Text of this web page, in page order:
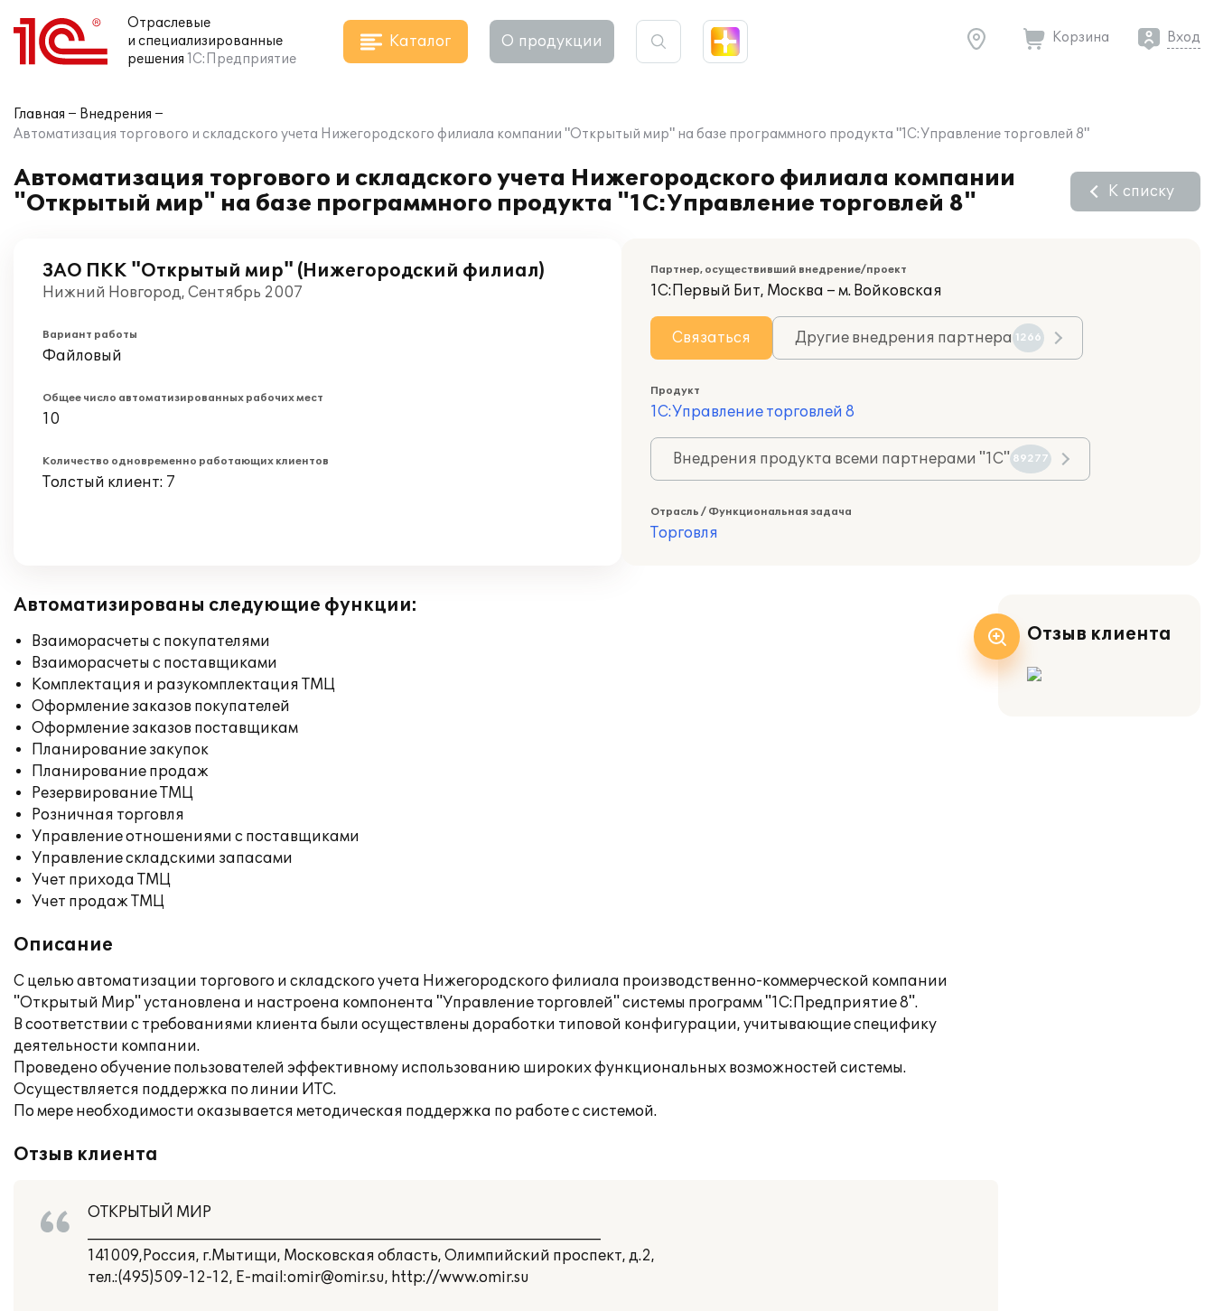
Отраслевые
и специализированные
решения 1С:Предприятие
Каталог О продукции Корзина Вход
Главная
Внедрения
Автоматизация торгового и складского учета Нижегородского филиала компании "Открытый мир" на базе программного продукта "1С:Управление торговлей 8"
Автоматизация торгового и складского учета Нижегородского филиала компании
"Открытый мир" на базе программного продукта "1С:Управление торговлей 8"
К списку
ЗАО ПКК "Открытый мир" (Нижегородский филиал)
Нижний Новгород, Сентябрь 2007
Вариант работы
Файловый
Общее число автоматизированных рабочих мест
10
Количество одновременно работающих клиентов
Толстый клиент: 7
Партнер, осуществивший внедрение/проект
1С:Первый Бит, Москва – м. Войковская
Связаться Другие внедрения партнера 1266
Продукт
1С:Управление торговлей 8
Внедрения продукта всеми партнерами "1С" 89277
Отрасль / Функциональная задача
Торговля
Автоматизированы следующие функции:
Взаиморасчеты с покупателями
Взаиморасчеты с поставщиками
Комплектация и разукомплектация ТМЦ
Оформление заказов покупателей
Оформление заказов поставщикам
Планирование закупок
Планирование продаж
Резервирование ТМЦ
Розничная торговля
Управление отношениями с поставщиками
Управление складскими запасами
Учет прихода ТМЦ
Учет продаж ТМЦ
Описание
С целью автоматизации торгового и складского учета Нижегородского филиала производственно-коммерческой компании
"Открытый Мир" установлена и настроена компонента "Управление торговлей" системы программ "1С:Предприятие 8".
В соответствии с требованиями клиента были осуществлены доработки типовой конфигурации, учитывающие специфику
деятельности компании.
Проведено обучение пользователей эффективному использованию широких функциональных возможностей системы.
Осуществляется поддержка по линии ИТС.
По мере необходимости оказывается методическая поддержка по работе с системой.
Отзыв клиента
ОТКРЫТЫЙ МИР
_______________________________________________________________________
141009,Россия, г.Мытищи, Московская область, Олимпийский проспект, д.2,
тел.:(495)509-12-12, E-mail:omir@omir.su, http://www.omir.su
Отзыв клиента